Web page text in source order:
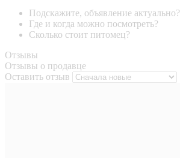
Подскажите, объявление актуально?
Где и когда можно посмотреть?
Сколько стоит питомец?
Отзывы
Отзывы о продавце
Оставить отзыв